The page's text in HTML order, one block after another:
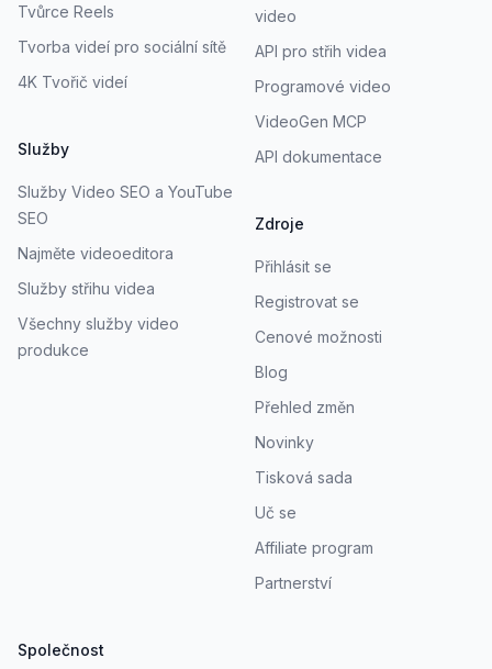
Tvůrce Reels
Tvorba videí pro sociální sítě
4K Tvořič videí
Služby
Služby Video SEO a YouTube
SEO
Najměte videoeditora
Služby střihu videa
Všechny služby video
produkce
video
API pro střih videa
Programové video
VideoGen MCP
API dokumentace
Zdroje
Přihlásit se
Registrovat se
Cenové možnosti
Blog
Přehled změn
Novinky
Tisková sada
Uč se
Affiliate program
Partnerství
Společnost